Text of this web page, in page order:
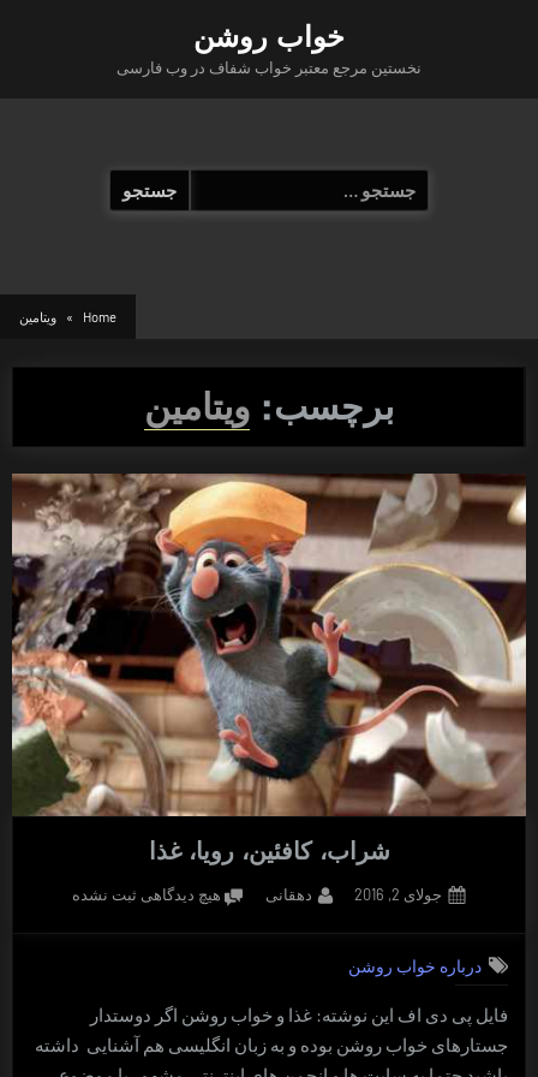
خواب روشن
نخستین مرجع معتبر خواب شفاف در وب فارسی
جستجو
برای:
Home ویتامین
برچسب:ویتامین
شراب، کافئین، رویا، غذا
Posted
جولای 2, 2016 By
دهقانی هیچ دیدگاهیبرای
ثبت نشده
درباره خواب روشن
فایل پی دی اف این نوشته: غذا و خواب روشن اگر دوستدار
جستارهای خواب روشن بوده و به زبان انگلیسی هم آشنایی داشته